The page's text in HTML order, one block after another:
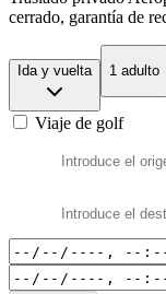
cerrado, garantía de
Ida y vuelta 1 adulto
Viaje de golf